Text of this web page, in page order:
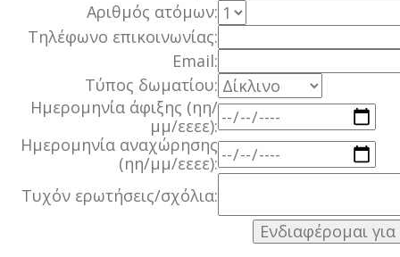
Αριθμός ατόμων:
Τηλέφωνο επικοινωνίας:
Email:
Τύπος δωματίου:
Ημερομηνία άφιξης (ηη/
μμ/εεεε):
Ημερομηνία αναχώρησης
(ηη/μμ/εεεε):
Τυχόν ερωτήσεις/σχόλια: